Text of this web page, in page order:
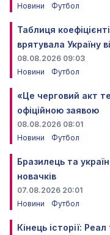
Новини
Футбол
Таблиця
врятувала Україну
08.08.2026 09:03
Новини
Футбол
«Це черговий акт
офіційною заявою
08.08.2026 08:01
Новини
Футбол
Бразилець та
новачків
07.08.2026 20:01
Новини
Футбол
Кінець історії: